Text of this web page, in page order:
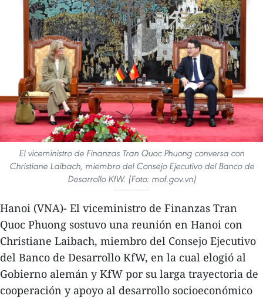
El viceministro de Finanzas Tran Quoc Phuong conversa con
Christiane Laibach, miembro del Consejo Ejecutivo del Banco de
Desarrollo KfW. (Foto: mof.gov.vn)
Hanoi (VNA)- El viceministro de Finanzas Tran
Quoc Phuong sostuvo una reunión en Hanoi con
Christiane Laibach, miembro del Consejo Ejecutivo
del Banco de Desarrollo KfW, en la cual elogió al
Gobierno alemán y KfW por su larga trayectoria de
cooperación y apoyo al desarrollo socioeconómico